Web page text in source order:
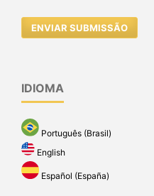
ENVIAR SUBMISSÃO
IDIOMA
Português (Brasil)
English
Español (España)